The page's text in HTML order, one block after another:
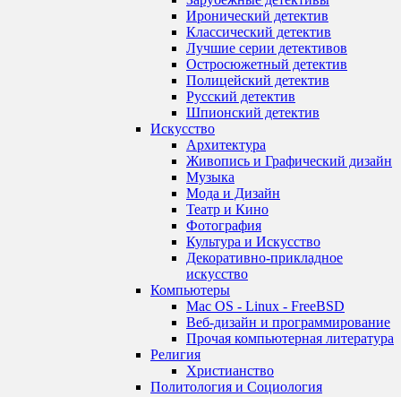
Иронический детектив
Классический детектив
Лучшие серии детективов
Остросюжетный детектив
Полицейский детектив
Русский детектив
Шпионский детектив
Искусство
Архитектура
Живопись и Графический дизайн
Музыка
Мода и Дизайн
Театр и Кино
Фотография
Культура и Искусство
Декоративно-прикладное
искусство
Компьютеры
Mac OS - Linux - FreeBSD
Веб-дизайн и программирование
Прочая компьютерная литература
Религия
Христианство
Политология и Социология